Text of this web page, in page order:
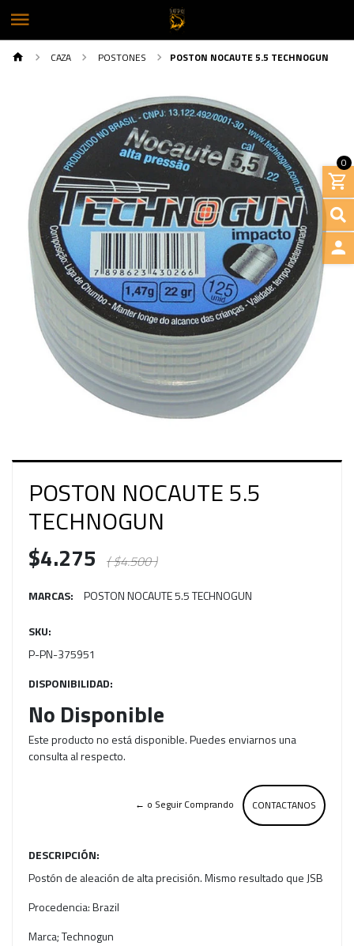
0
CAZA POSTONES POSTON NOCAUTE 5.5 TECHNOGUN
POSTON NOCAUTE 5.5
TECHNOGUN
$4.275 ( $4.500 )
MARCAS: POSTON NOCAUTE 5.5 TECHNOGUN
SKU:
P-PN-375951
DISPONIBILIDAD:
No Disponible
Este producto no está disponible. Puedes enviarnos una
consulta al respecto.
CONTACTANOS
← o Seguir Comprando
DESCRIPCIÓN:
Postón de aleación de alta precisión. Mismo resultado que JSB
Procedencia: Brazil
Marca; Technogun